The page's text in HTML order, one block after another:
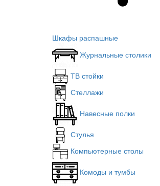
Шкафы распашные
Журнальные столики
ТВ стойки
Стеллажи
Навесные полки
Стулья
Компьютерные столы
Комоды и тумбы